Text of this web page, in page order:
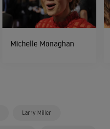
Michelle Monaghan
Larry Miller